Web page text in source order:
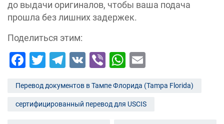
до выдачи оригиналов, чтобы ваша подача
прошла без лишних задержек.
Поделиться этим:
Facebook
Twitter
Telegram
VK ViberWhatsApp
Перевод документов в Тампе Флорида (Tampa Florida)
сертифицированный перевод для USCIS